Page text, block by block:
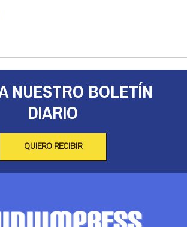
NUESTRO BOLETÍN
DIARIO
QUIERO RECIBIR